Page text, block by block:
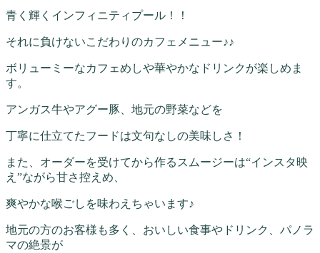
青く輝くインフィニティプール！！
それに負けないこだわりのカフェメニュー♪♪
ボリューミーなカフェめしや華やかなドリンクが楽しめま
す。
アンガス牛やアグー豚、地元の野菜などを
丁寧に仕立てたフードは文句なしの美味しさ！
また、オーダーを受けてから作るスムージーは“インスタ映
え”ながら甘さ控えめ、
爽やかな喉ごしを味わえちゃいます♪
地元の方のお客様も多く、おいしい食事やドリンク、パノラ
マの絶景が